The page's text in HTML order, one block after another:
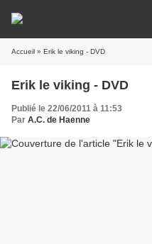
Accueil » Erik le viking - DVD
Erik le viking - DVD
Publié le 22/06/2011 à 11:53
Par A.C. de Haenne